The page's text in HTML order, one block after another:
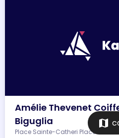
Amélie Thevenet
Biguglia
Place Sainte-Catheri Place
map